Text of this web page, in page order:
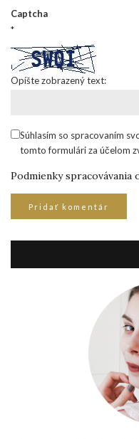
Captcha
*
Opíšte zobrazený text:
Súhlasím so spracovaním
tomto formulári za účelom
Podmienky spracovávania